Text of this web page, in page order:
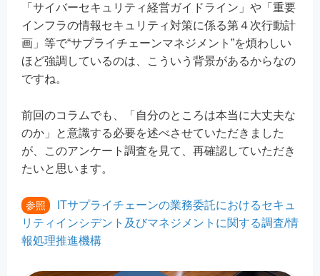
「サイバーセキュリティ経営ガイドライン」や「重要
インフラの情報セキュリティ対策に係る第４次行動計
画」等で“サプライチェーンマネジメント”を煩わしい
ほど強調しているのは、こういう背景があるからなの
ですね。
前回のコラムでも、「自分のところは本当に大丈夫な
のか」と意識する必要を述べさせていただきました
が、このアンケート調査を見て、再確認していただき
たいと思います。
参照
ITサプライチェーンの業務委託におけるセキュ
リティインシデント及びマネジメントに関する調査/情
報処理推進機構